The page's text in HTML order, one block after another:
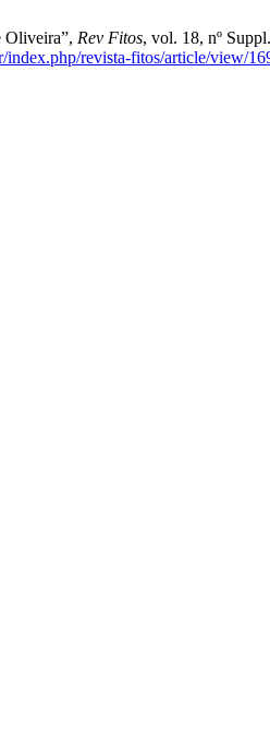
Oliveira”, Rev Fitos, vol. 18, nº
index.php/revista-fitos/article/view/